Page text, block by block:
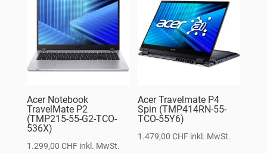
Acer Notebook
TravelMate P2
(TMP215-55-G2-TCO-
536X)
1.299,00 CHF inkl. MwSt.
Acer Travelmate P4
Spin (TMP414RN-55-
TCO-55Y6)
1.479,00CHF inkl. MwSt.